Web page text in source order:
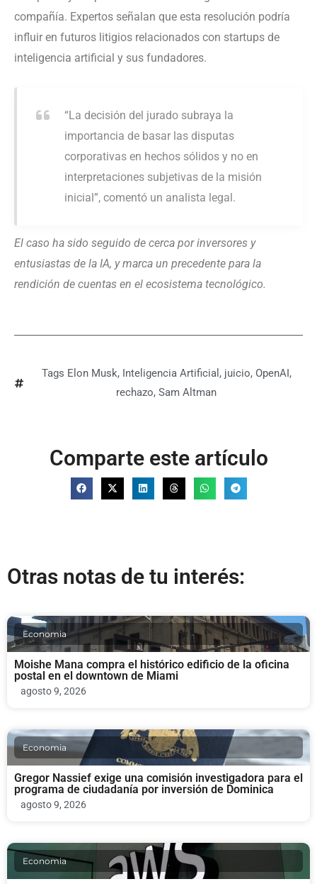
compañía. Expertos señalan que esta resolución podría
influir en futuros litigios relacionados con startups de
inteligencia artificial y sus fundadores.
“La decisión del jurado subraya la
importancia de basar las disputas
corporativas en hechos sólidos y no en
interpretaciones subjetivas de la misión
inicial”, comentó un analista legal.
El caso ha sido seguido de cerca por inversores y
entusiastas de la IA, y marca un precedente para la
rendición de cuentas en el ecosistema tecnológico.
Tags Elon Musk, Inteligencia Artificial , juicio, OpenAI,
rechazo, Sam Altman
Comparte este artículo
Otras notas de tu interés:
Economia
Moishe Mana compra el histórico edificio de la oficina
postal en el downtown de Miami
agosto 9, 2026
Economia
Gregor Nassief exige una comisión investigadora para el
programa de ciudadanía por inversión de Dominica
agosto 9, 2026
Economia